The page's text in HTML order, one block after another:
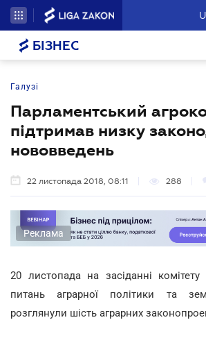
БІЗНЕС
Галузі
Парламентський
підтримав низку
нововведень
22 листопада 2018, 08:11 288
Реклама
20 листопада на засіданні
питань аграрної політики та
розглянули шість аграрних